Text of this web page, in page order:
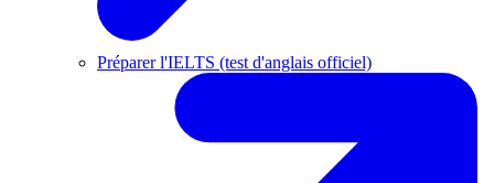
Préparer l'IELTS (test d'anglais officiel)